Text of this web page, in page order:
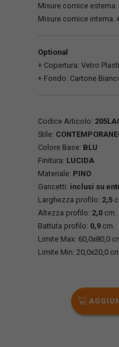
Misure cornice esterna:
Misure cornice interna:
Optional
+ Copertura: Vetro
+ Fondo: Cartone
Codice Articolo:
Stile:
Colore Base: BLU
Finitura: LUCIDA
Materiale: PINO
Gancetti: inclusi su
Larghezza profilo: 2,5
Altezza profilo: 2,0 cm.
Battuta profilo: 0,9 cm.
Limite Max: 60,0x80,0
Limite Min: 20,0x20,0